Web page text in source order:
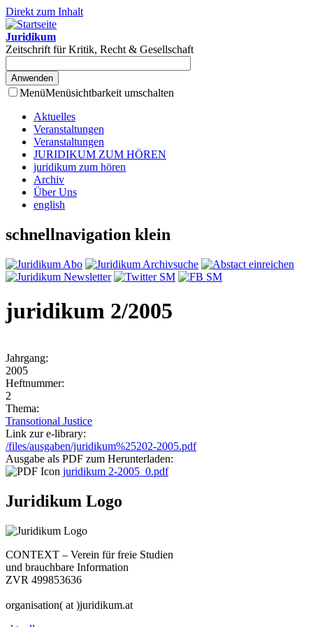
Direkt zum Inhalt
Juridikum
Zeitschrift für Kritik, Recht & Gesellschaft
MenüMenüsichtbarkeit umschalten
Aktuelles
Veranstaltungen
Veranstaltungen
JURIDIKUM ZUM HÖREN
juridikum zum hören
Archiv
Über Uns
english
schnellnavigation klein
juridikum 2/2005
Jahrgang:
2005
Heftnummer:
2
Thema:
Transotional Justice
Link zur e-library:
/files/ausgaben/juridikum%25202-2005.pdf
Ausgabe als PDF zum Herunterladen:
juridikum 2-2005_0.pdf
Juridikum Logo
CONTEXT – Verein für freie Studien
und brauchbare Information
ZVR 499853636
organisation( at )juridikum.at